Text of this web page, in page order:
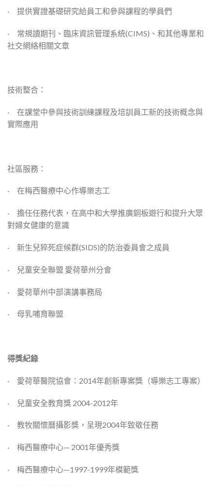
· 提供實證基礎研究給員工和參與課程的學員們
· 常規讀期刊、臨床資訊管理系統(CIMS)、和其他專業和
社交網絡相關文章
技術整合：
· 在課堂中參與技術訓練課程及培訓員工新的技術概念與
實際應用
社區服務：
· 在梅西醫療中心作導樂志工
· 擔任任務代表，在高中和大學推廣銅板遊行和提升大眾
對婦女健康的意識
· 新生兒猝死症候群(SIDS)的防治委員會之成員
· 兒童安全聯盟 愛荷華州分會
· 愛荷華州中部演講事務局
· 母乳哺育聯盟
得獎紀錄
· 愛荷華醫院協會：2014年創新專案獎（導樂志工專案）
· 兒童安全教育獎 2004-2012年
· 教牧關懷曆攝影獎，呈現2004年致敬任務
· 梅西醫療中心— 2001年優秀獎
· 梅西醫療中心—1997-1999年模範獎